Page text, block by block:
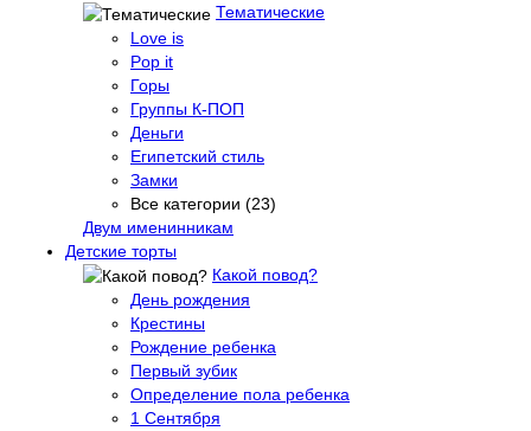
Тематические
Love is
Pop it
Горы
Группы К-ПОП
Деньги
Египетский стиль
Замки
Все категории (23)
Двум именинникам
Детские торты
Какой повод?
День рождения
Крестины
Рождение ребенка
Первый зубик
Определение пола ребенка
1 Сентября